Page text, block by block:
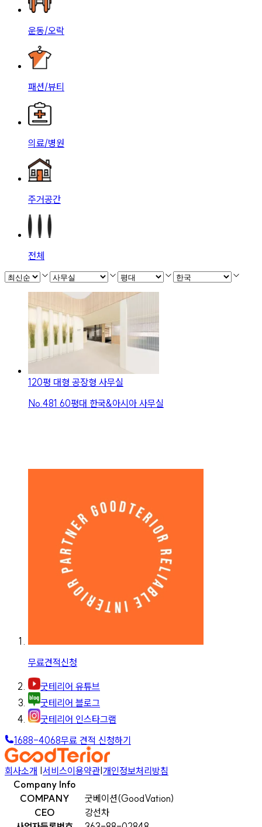
운동/오락
패션/뷰티
의료/병원
주거공간
전체
120평 대형 공장형 사무실
No. 481 60평대 한국&아시아 사무실
무료견적신청
굿테리어 유튜브
굿테리어 블로그
굿테리어 인스타그램
1688-4068무료 견적 신청하기
회사소개 |서비스이용약관|개인정보처리방침
Company Info
COMPANY
굿베이션(GoodVation)
CEO
강선차